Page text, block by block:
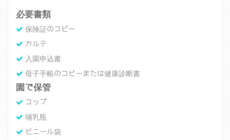
必要書類
保険証のコピー
カルテ
入園申込書
母子手帳のコピーまたは健康診断書
園で保管
コップ
哺乳瓶
ビニール袋